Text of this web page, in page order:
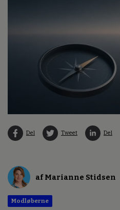
Del Tweet Del
af Marianne Stidsen
Modløberne